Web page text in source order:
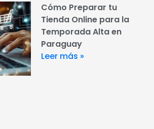
Cómo Preparar tu
Tienda Online para la
Temporada Alta en
Paraguay
Leer más »